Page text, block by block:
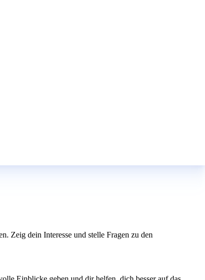
Zeig dein Interesse und stelle Fragen zu den